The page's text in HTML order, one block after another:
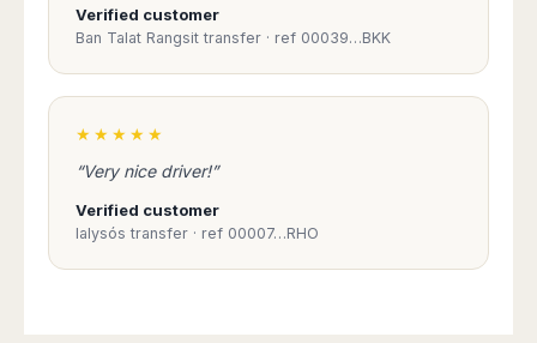
Verified customer
Ban Talat Rangsit transfer · ref 00039…BKK
★★★★★
“Very nice driver!”
Verified customer
Ialysós transfer · ref 00007…RHO